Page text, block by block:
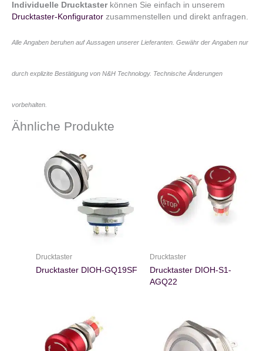
Individuelle Drucktasterkönnen Sie einfach in unserem
Drucktaster-Konfigurator zusammenstellen und direkt anfragen.
Alle Angaben beruhen auf Aussagen unserer Lieferanten. Gewähr der Angaben nur
durch explizite Bestätigung von N&H Technology. Technische Änderungen
vorbehalten.
Ähnliche Produkte
Drucktaster
Drucktaster DIOH-GQ19SF
Drucktaster
Drucktaster DIOH-S1-
AGQ22